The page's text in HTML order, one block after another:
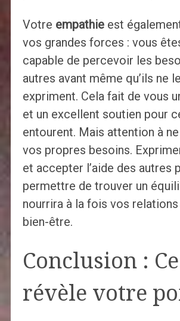
Votre empathieest
vos grandes forces : vous
capable de percevoir les
autres avant même qu’ils ne
expriment. Cela fait de vous
et un excellent soutien pour
entourent. Mais attention à
vos propres besoins.
et accepter l’aide des autres
permettre de trouver un
nourrira à la fois vos
bien-être.
Conclusion :
révèle votre